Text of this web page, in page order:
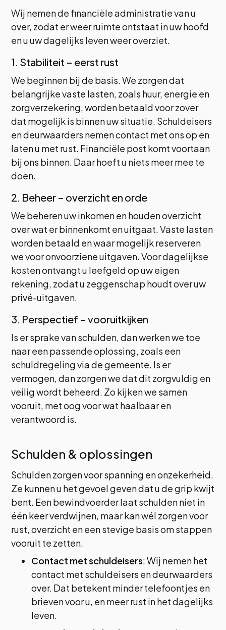
Wij nemen de financiële administratie van u
over, zodat er weer ruimte ontstaat in uw hoofd
en u uw dagelijks leven weer overziet.
1. Stabiliteit – eerst rust
We beginnen bij de basis. We zorgen dat
belangrijke vaste lasten, zoals huur, energie en
zorgverzekering, worden betaald voor zover
dat mogelijk is binnen uw situatie. Schuldeisers
en deurwaarders nemen contact met ons op en
laten u met rust. Financiële post komt voortaan
bij ons binnen. Daar hoeft u niets meer mee te
doen.
2. Beheer – overzicht en orde
We beheren uw inkomen en houden overzicht
over wat er binnenkomt en uitgaat. Vaste lasten
worden betaald en waar mogelijk reserveren
we voor onvoorziene uitgaven. Voor dagelijkse
kosten ontvangt u leefgeld op uw eigen
rekening, zodat u zeggenschap houdt over uw
privé-uitgaven.
3. Perspectief – vooruitkijken
Is er sprake van schulden, dan werken we toe
naar een passende oplossing, zoals een
schuldregeling via de gemeente. Is er
vermogen, dan zorgen we dat dit zorgvuldig en
veilig wordt beheerd. Zo kijken we samen
vooruit, met oog voor wat haalbaar en
verantwoord is.
Schulden & oplossingen
Schulden zorgen voor spanning en onzekerheid.
Ze kunnen u het gevoel geven dat u de grip kwijt
bent. Een bewindvoerder laat schulden niet in
één keer verdwijnen, maar kan wél zorgen voor
rust, overzicht en een stevige basis om stappen
vooruit te zetten.
Contact met schuldeisers: Wij nemen het
contact met schuldeisers en deurwaarders
over. Dat betekent minder telefoontjes en
brieven voor u, en meer rust in het dagelijks
leven.